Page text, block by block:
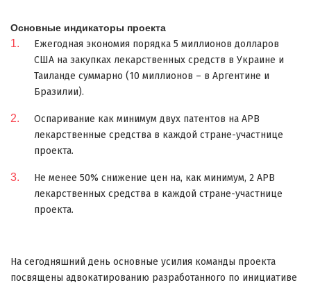
Основные индикаторы проекта
Ежегодная экономия порядка 5 миллионов долларов
США на закупках лекарственных средств в Украине и
Таиланде суммарно (10 миллионов – в Аргентине и
Бразилии).
Оспаривание как минимум двух патентов на АРВ
лекарственные средства в каждой стране-участнице
проекта.
Не менее 50% снижение цен на, как минимум, 2 АРВ
лекарственных средства в каждой стране-участнице
проекта.
На сегодняшний день основные усилия команды проекта
посвящены адвокатированию разработанного по инициативе